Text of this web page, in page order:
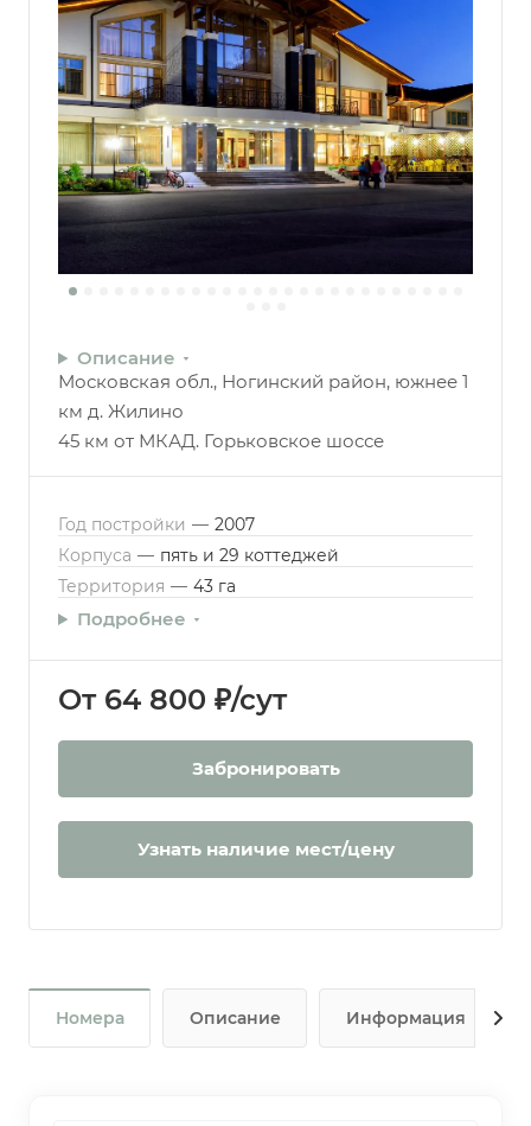
Описание
Московская обл., Ногинский район, южнее 1
км д. Жилино
45 км от МКАД. Горьковское шоссе
Год постройки — 2007
Корпуса — пять и 29 коттеджей
Территория — 43 га
Подробнее
От 64 800 ₽/сут
Забронировать
Узнать наличие мест/цену
Номера Описание Информация